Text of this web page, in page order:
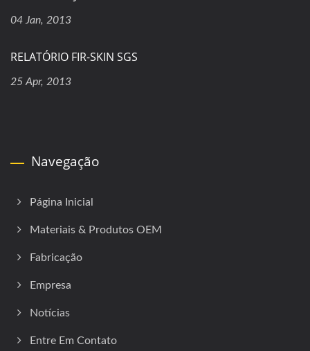
04 Jan, 2013
RELATÓRIO FIR-SKIN SGS
25 Apr, 2013
Navegação
Página Inicial
Materiais & Produtos OEM
Fabricação
Empresa
Notícias
Entre Em Contato